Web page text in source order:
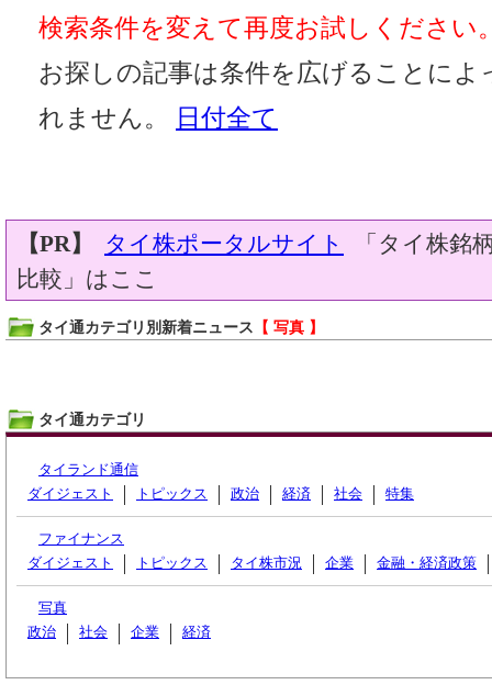
検索条件を変えて再度お試しください
お探しの記事は条件を広げることに
れません。
日付全て
【PR】 タイ株ポータルサイト
「タイ株銘
比較」はここ
タイ通カテゴリ別新着ニュース 【 写真 】
タイ通カテゴリ
タイランド通信
ダイジェスト
トピックス 政治 経済 社会 特集
ファイナンス
ダイジェスト
トピックス タイ株市況 企業 金融・経済政策
写真
政治
社会 企業 経済